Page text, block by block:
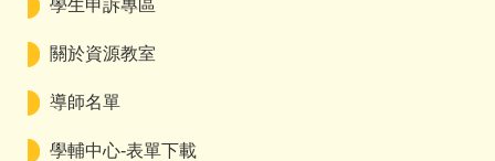
學生申訴專區
關於資源教室
導師名單
學輔中心-表單下載